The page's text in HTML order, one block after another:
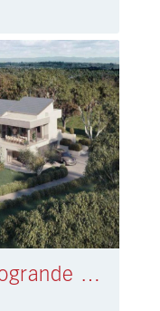
Vrijstaande villa Sotogrande € 6.975.000,-